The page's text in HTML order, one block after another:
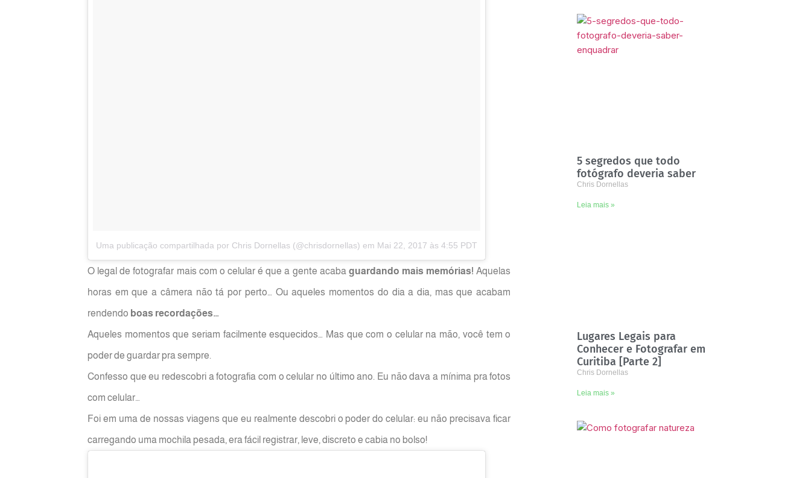
Uma publicação compartilhada por Chris Dornellas (@chrisdornellas) em Mai 22, 2017 às 4:55 PDT
O legal de fotografar mais com o celular é que a gente acaba guardando mais memórias! Aquelas
horas em que a câmera não tá por perto… Ou aqueles momentos do dia a dia, mas que acabam
rendendo boas recordações…
Aqueles momentos que seriam facilmente esquecidos… Mas que com o celular na mão, você tem o
poder de guardar pra sempre.
Confesso que eu redescobri a fotografia com o celular no último ano. Eu não dava a mínima pra fotos
com celular…
Foi em uma de nossas viagens que eu realmente descobri o poder do celular: eu não precisava ficar
carregando uma mochila pesada, era fácil registrar, leve, discreto e cabia no bolso!
5 segredos que todo
fotógrafo deveria saber
Chris Dornellas
Leia mais »
Lugares Legais para
Conhecer e Fotografar em
Curitiba [Parte 2]
Chris Dornellas
Leia mais »